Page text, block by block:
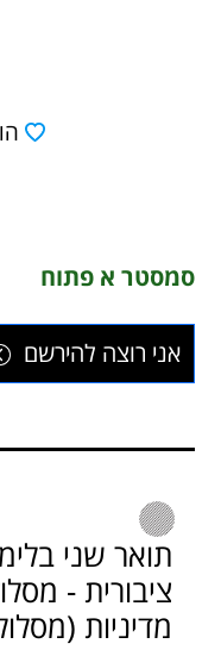
סמסטר א פתוח
אני רוצה להירשם
תואר שני
ציבורית -
מדיניות (מסלול